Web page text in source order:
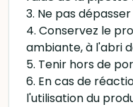
3. Ne pas
4. Conservez le
ambiante, à l'abri
5. Tenir hors de
6. En cas de
l'utilisation du